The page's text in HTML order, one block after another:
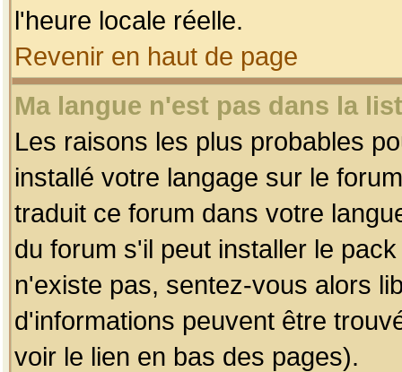
l'heure locale réelle.
Revenir en haut de page
Ma langue n'est pas dans la
Les raisons les plus probables
installé votre langage sur le
traduit ce forum dans votre
du forum s'il peut installer le
n'existe pas, sentez-vous alors
d'informations peuvent être
voir le lien en bas des pages).